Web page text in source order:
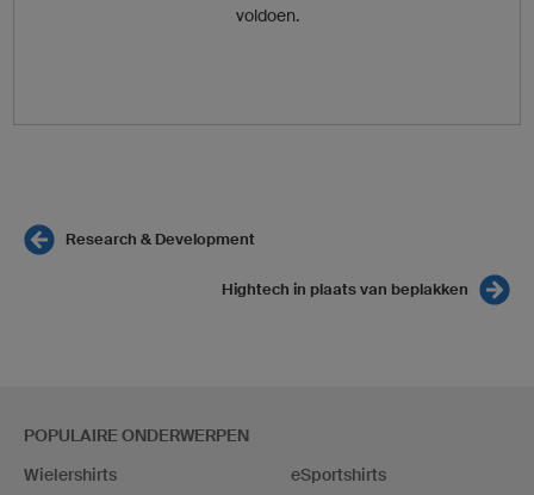
voldoen.
Research & Development
Hightech in plaats van beplakken
POPULAIRE ONDERWERPEN
Wielershirts
eSportshirts